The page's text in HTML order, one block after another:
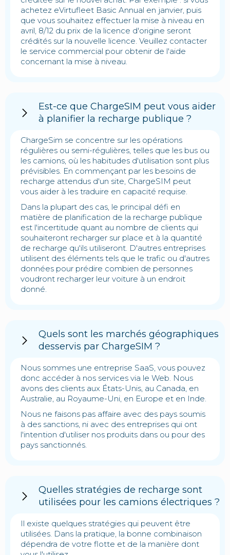
achetez eVirtufleet Basic Annual en janvier, puis
que vous souhaitez effectuer la mise à niveau en
avril, 8/12 du prix de la licence d'origine seront
crédités sur la nouvelle licence. Veuillez contacter
le service commercial pour obtenir de l'aide
concernant la mise à niveau.
Est-ce que ChargeSIM peut vous aider
à planifier la recharge publique ?
ChargeSim se concentre sur les opérations
régulières ou semi-régulières, telles que les bus ou
les camions, où les habitudes d'utilisation sont plus
prévisibles. En commençant par les besoins de
recharge attendus d'un site, ChargeSIM peut
vous aider à les traduire en capacité requise.
Dans la plupart des cas, le principal défi en
matière de planification de la recharge publique
est l'incertitude quant au nombre de clients qui
souhaiteront recharger sur place et à la quantité
de recharge qu'ils utiliseront. D'autres entreprises
utilisent des éléments tels que le trafic ou d'autres
données pour prédire combien de personnes
voudront recharger leur voiture à un endroit
donné.
Quels sont les marchés géographiques
desservis par ChargeSIM ?
Nous sommes une entreprise SaaS, vous pouvez
donc accéder à nos services via le Web. Nous
avons des clients aux États-Unis, au Canada, en
Australie, au Royaume-Uni, en Europe et en Inde.
Nous ne faisons pas affaire avec des pays soumis
à des sanctions, ni avec des entreprises qui ont
l'intention d'utiliser nos produits dans ou pour des
pays sanctionnés.
Quelles stratégies de recharge sont
utilisées pour les camions électriques ?
Il existe quelques stratégies qui peuvent être
utilisées. Dans la pratique, la bonne combinaison
dépendra de votre flotte et de la manière dont